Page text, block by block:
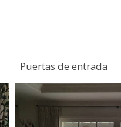
Puertas de entrada